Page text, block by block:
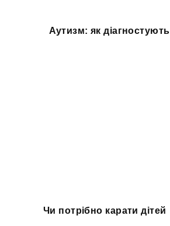
Аутизм: як діагностують
Чи потрібно карати дітей